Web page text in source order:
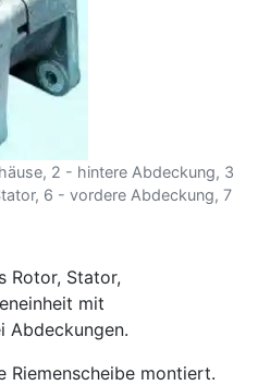
2 - hintere Abdeckung, 3
6 - vordere Abdeckung, 7
Rotor, Stator,
mit
Abdeckungen.
Riemenscheibe montiert.